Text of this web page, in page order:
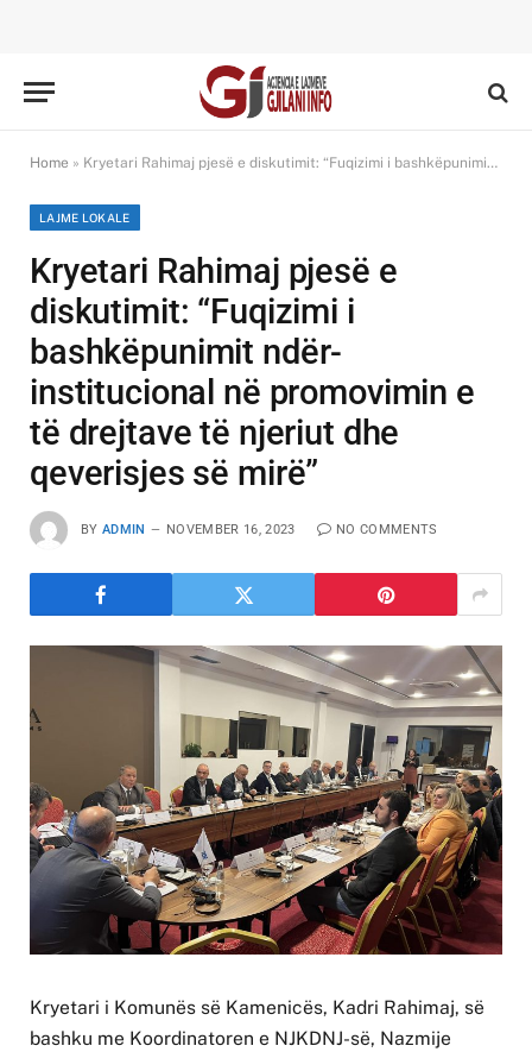
Home » Kryetari Rahimaj pjesë e diskutimit: “Fuqizimi i bashkëpunimit ndër-institucional në promovimin e të drejtave të njeriut dhe qeverisjes së mirë”
LAJME LOKALE
Kryetari Rahimaj pjesë e
diskutimit: “Fuqizimi i
bashkëpunimit ndër-
institucional në promovimin e
të drejtave të njeriut dhe
qeverisjes së mirë”
BY ADMIN NOVEMBER 16, 2023 NO COMMENTS
Kryetari i Komunës së Kamenicës, Kadri Rahimaj, së
bashku me Koordinatoren e NJKDNJ-së, Nazmije